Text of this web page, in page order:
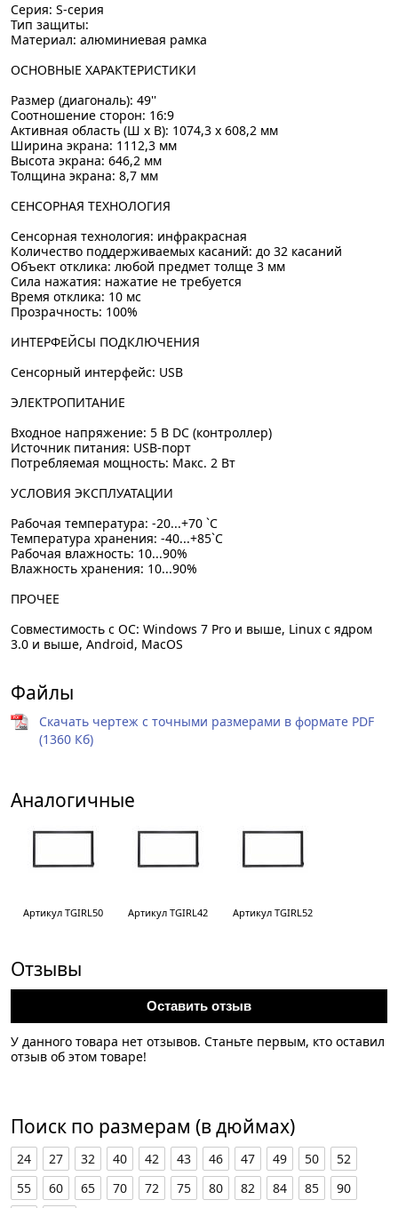
Серия: S-серия
Тип защиты:
Материал: алюминиевая рамка
ОСНОВНЫЕ ХАРАКТЕРИСТИКИ
Размер (диагональ): 49''
Соотношение сторон: 16:9
Активная область (Ш x В): 1074,3 x 608,2 мм
Ширина экрана: 1112,3 мм
Высота экрана: 646,2 мм
Толщина экрана: 8,7 мм
СЕНСОРНАЯ ТЕХНОЛОГИЯ
Сенсорная технология: инфракрасная
Количество поддерживаемых касаний: до 32 касаний
Объект отклика: любой предмет толще 3 мм
Сила нажатия: нажатие не требуется
Время отклика: 10 мс
Прозрачность: 100%
ИНТЕРФЕЙСЫ ПОДКЛЮЧЕНИЯ
Сенсорный интерфейс: USB
ЭЛЕКТРОПИТАНИЕ
Входное напряжение: 5 В DC (контроллер)
Источник питания: USB-порт
Потребляемая мощность: Макс. 2 Вт
УСЛОВИЯ ЭКСПЛУАТАЦИИ
Рабочая температура: -20...+70 `C
Температура хранения: -40...+85`C
Рабочая влажность: 10...90%
Влажность хранения: 10...90%
ПРОЧЕЕ
Совместимость с ОС: Windows 7 Pro и выше, Linux с ядром
3.0 и выше, Android, MacOS
Файлы
Скачать чертеж с точными размерами в формате PDF
(1360 Кб)
Аналогичные
Артикул TGIRL50 Артикул TGIRL42 Артикул TGIRL52
Отзывы
Оставить отзыв
У данного товара нет отзывов. Станьте первым, кто оставил
отзыв об этом товаре!
Поиск по размерам (в дюймах)
24 27 32 40 42 43 46 47 49 50
52
55
60 65 70 72 75 80 82 84 85
90